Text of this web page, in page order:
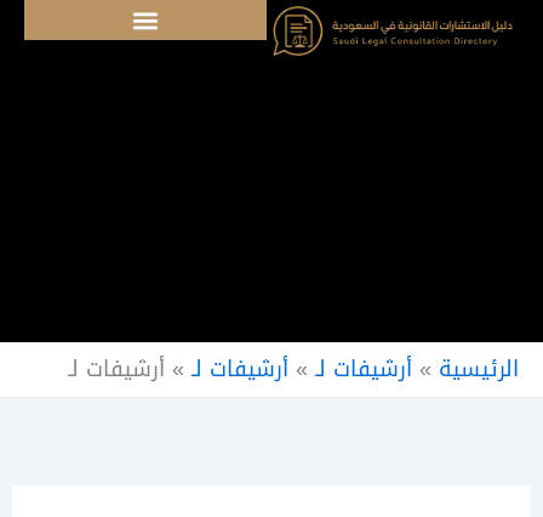
تخطي
الرئيسية »أرشيفات لـ»أرشيفات لـ» أرشيفات لـ